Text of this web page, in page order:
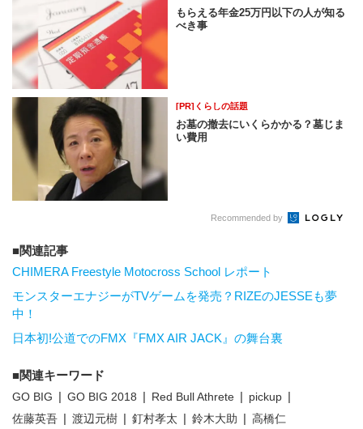
もらえる年金25万円以下の人が知る
べき事
[PR]くらしの話題
お墓の撤去にいくらかかる？墓じま
い費用
Recommended by
関連記事
CHIMERA Freestyle Motocross School レポート
モンスターエナジーがTVゲームを発売？RIZEのJESSEも夢
中！
日本初!公道でのFMX『FMX AIR JACK』の舞台裏
関連キーワード
GO BIG GO BIG 2018 Red Bull Athrete
pickup
佐藤英吾
渡辺元樹 釘村孝太 鈴木大助 高橋仁